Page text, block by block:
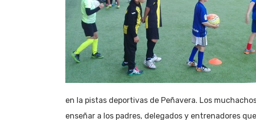
en la pistas deportivas de Peñavera. Los
enseñar a los padres, delegados y entrenadores